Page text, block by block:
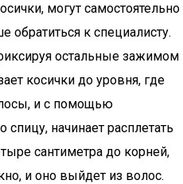
могут самостоятельно
обратиться к специалисту.
остальные зажимом
косички до уровня, где
и с помощью
начинает расплетать
сантиметра до корней,
и оно выйдет из волос.